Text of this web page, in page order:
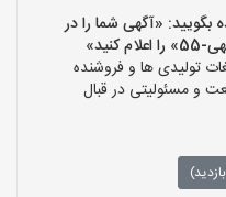
«آگهی شما را در
تولیدی ها و فروشنده
و مسئولیتی در قبال